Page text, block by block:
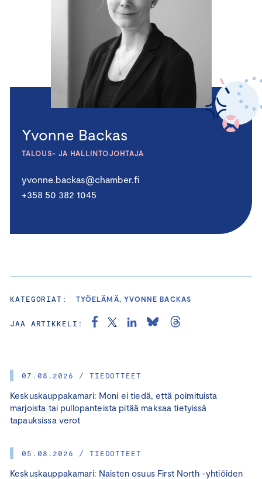
07.08.2026 / TIEDOTTEET
Keskuskauppakamari: Moni ei tiedä, että poimituista
marjoista tai pullopanteista pitää maksaa tietyissä
tapauksissa verot
05.08.2026 / TIEDOTTEET
Keskuskauppakamari: Naisten osuus First North -yhtiöiden
Yvonne Backas
TALOUS- JA HALLINTOJOHTAJA
yvonne.backas@chamber.fi
+358 50 382 1045
KATEGORIAT: TYÖELÄMÄ, YVONNE BACKAS
JAA ARTIKKELI: